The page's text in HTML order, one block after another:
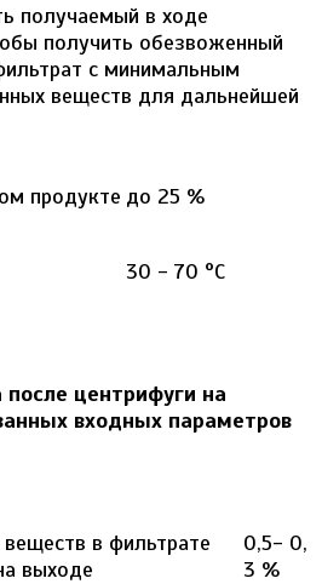
получаемый в ходе
получить обезвоженный
с минимальным
веществ для дальнейшей
продукте до 25 %
30 - 70 °С
центрифуги на
входных параметров
в фильтрате
выходе
0,5- 0,
3 %